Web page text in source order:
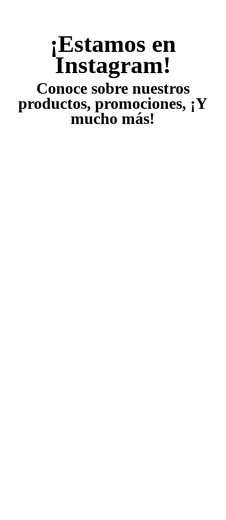
¡Estamos en
Instagram!
Conoce sobre nuestros
productos, promociones, ¡Y
mucho más!